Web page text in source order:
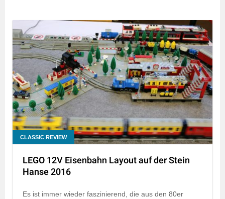
CLASSIC REVIEW
LEGO 12V Eisenbahn Layout auf der Stein
Hanse 2016
Es ist immer wieder faszinierend, die aus den 80er